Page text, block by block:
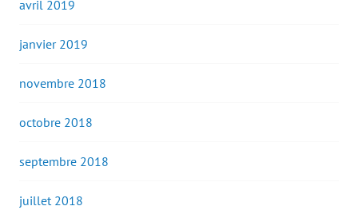
avril 2019
janvier 2019
novembre 2018
octobre 2018
septembre 2018
juillet 2018